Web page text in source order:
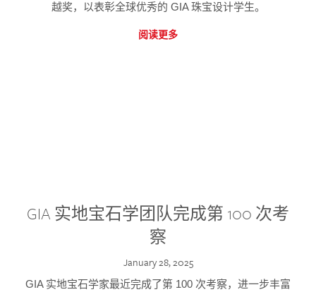
越奖，以表彰全球优秀的 GIA 珠宝设计学生。
阅读更多
GIA 实地宝石学团队完成第 100 次考
察
January 28, 2025
GIA 实地宝石学家最近完成了第 100 次考察，进一步丰富